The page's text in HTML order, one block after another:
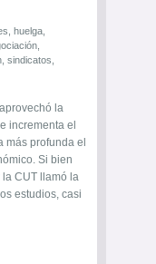
huelga
sindicatos
la
incrementa el
más profunda el
Si bien
CUT llamó la
estudios, casi